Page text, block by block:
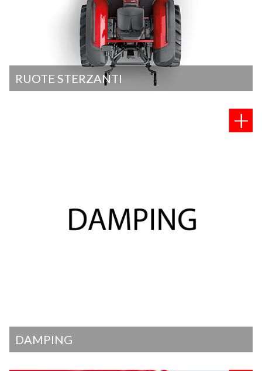
RUOTE STERZANTI
DAMPING